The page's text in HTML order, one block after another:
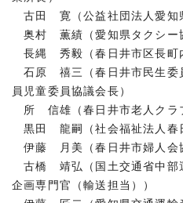
古田 寛（公益社団法人愛知
奥村 薫績（愛知県タクシー
長縄 秀毅（春日井市区長町
石原 禧三（春日井市民生委
員児童委員協議会長）
所 信雄（春日井市老人クラ
黒田 龍嗣（社会福祉法人春
伊藤 月美（春日井市婦人会
古橋 靖弘（国土交通省中部
企画専門官（輸送担当））